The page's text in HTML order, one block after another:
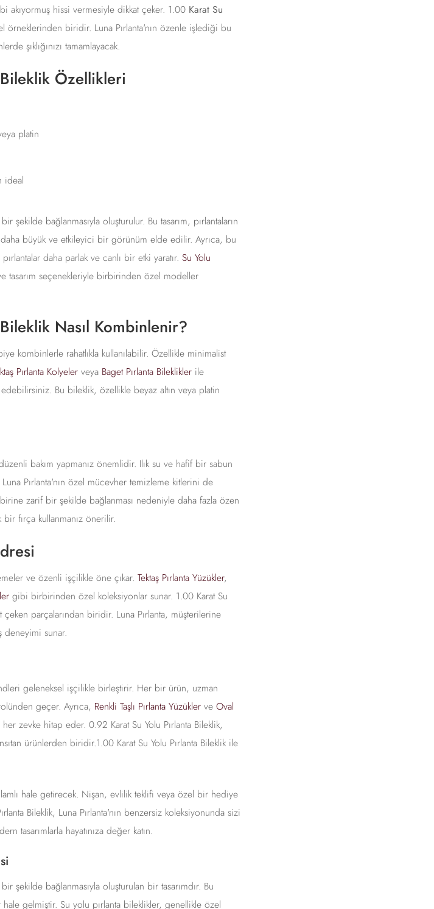
akıyormuş hissi vermesiyle dikkat çeker. 1.00Karat Su
örneklerinden biridir. Luna Pırlanta'nın özenle işlediği bu
şıklığınızı tamamlayacak.
Özellikleri
platin
ideal
şekilde bağlanmasıyla oluşturulur. Bu tasarım, pırlantaların
büyük ve etkileyici bir görünüm elde edilir. Ayrıca, bu
daha parlak ve canlı bir etki yaratır. Su Yolu
tasarım seçenekleriyle birbirinden özel modeller
Nasıl Kombinlenir?
kombinlerle rahatlıkla kullanılabilir. Özellikle minimalist
Pırlanta Kolyelerveya Baget Pırlanta Bilekliklerile
Bu bileklik, özellikle beyaz altın veya platin
bakım yapmanız önemlidir. Ilık su ve hafif bir sabun
Pırlanta'nın özel mücevher temizleme kitlerini de
zarif bir şekilde bağlanması nedeniyle daha fazla özen
fırça kullanmanız önerilir.
ve özenli işçilikle öne çıkar. Tektaş Pırlanta Yüzükler,
gibi birbirinden özel koleksiyonlar sunar. 1.00 Karat Su
parçalarından biridir. Luna Pırlanta, müşterilerine
deneyimi sunar.
geleneksel işçilikle birleştirir. Her bir ürün, uzman
geçer. Ayrıca, Renkli Taşlı Pırlanta Yüzüklerve Oval
zevke hitap eder. 0.92 Karat Su Yolu Pırlanta Bileklik,
ürünlerden biridir.1.00 Karat Su Yolu Pırlanta Bileklik ile
hale getirecek. Nişan, evlilik teklifi veya özel bir hediye
Bileklik, Luna Pırlanta'nın benzersiz koleksiyonunda sizi
tasarımlarla hayatınıza değer katın.
şekilde bağlanmasıyla oluşturulan bir tasarımdır. Bu
gelmiştir. Su yolu pırlanta bileklikler, genellikle özel